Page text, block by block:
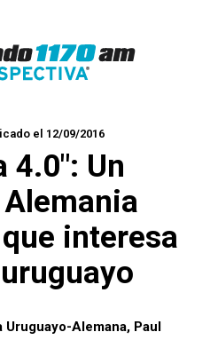
el 12/09/2016
Un
interesa
Uruguayo-Alemana, Paul